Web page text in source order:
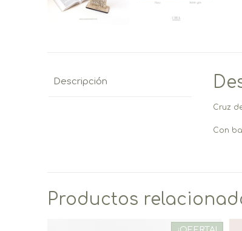
Descripción
Cruz
Con
Productos